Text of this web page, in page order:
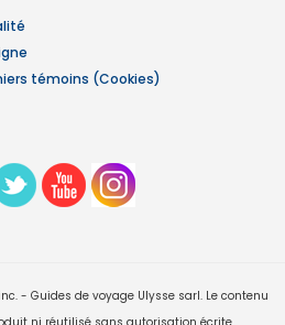
témoins (Cookies)
- Guides de voyage Ulysse sarl. Le contenu